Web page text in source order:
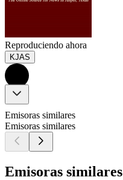
Reproduciendo ahora
KJAS
Emisoras similares
Emisoras similares
Emisoras similares